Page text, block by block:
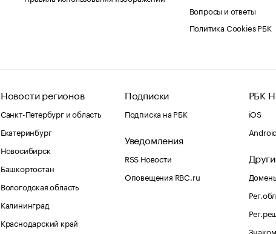
Вопросы и ответы
Политика Cookies РБК
Новости регионов
Санкт-Петербург и область
Екатеринбург
Новосибирск
Башкортостан
Вологодская область
Калининград
Краснодарский край
Подписки
Подписка на РБК
Уведомления
RSS Новости
Оповещения RBC.ru
РБК
iOS